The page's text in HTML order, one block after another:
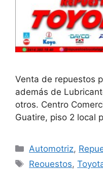
Venta de repuestos
además de
otros. Centro
Guatire, piso 2 local
Automotriz,
Reouestos,